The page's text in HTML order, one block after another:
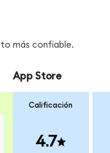
más confiable.
App Store
Calificación
4.7